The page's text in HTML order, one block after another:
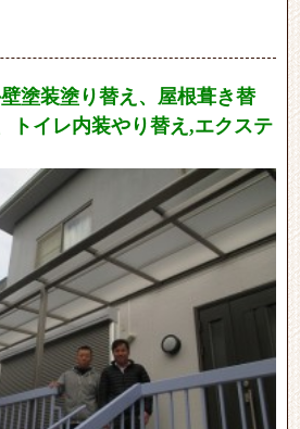
塗装塗り替え、屋根葺き替
トイレ内装やり替え,エクステ